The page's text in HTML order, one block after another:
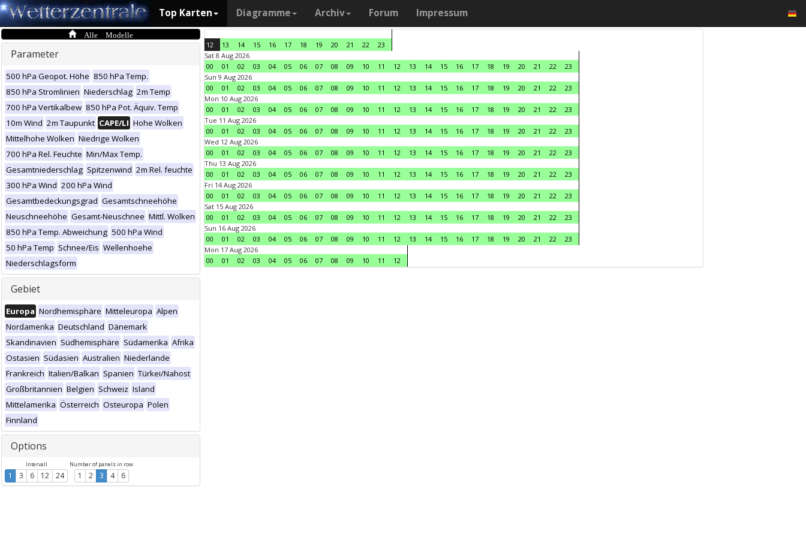
Top Karten Diagramme Archiv Forum Impressum
Alle Modelle
Parameter
500 hPa Geopot. Höhe 850 hPa Temp.
850 hPa Stromlinien Niederschlag 2m Temp
700 hPa Vertikalbew 850 hPa Pot. Äquiv. Temp
10m Wind 2m Taupunkt CAPE/LI Hohe Wolken
Mittelhohe Wolken Niedrige Wolken
700 hPa Rel. Feuchte Min/Max Temp.
Gesamtniederschlag Spitzenwind 2m Rel. feuchte
300 hPa Wind 200 hPa Wind
Gesamtbedeckungsgrad Gesamtschneehöhe
Neuschneehöhe Gesamt-Neuschnee Mittl. Wolken
850 hPa Temp. Abweichung 500 hPa Wind
50 hPa Temp Schnee/Eis Wellenhoehe
Niederschlagsform
Gebiet
Europa Nordhemisphäre Mitteleuropa Alpen
Nordamerika Deutschland Dänemark
Skandinavien Südhemisphäre Südamerika Afrika
Ostasien Südasien Australien Niederlande
Frankreich Italien/Balkan Spanien Türkei/Nahost
Großbritannien Belgien Schweiz Island
Mittelamerika Österreich Osteuropa Polen
Finnland
Options
Intervall
1 3 6 12 24
Number of panels in row
1 2 3 4 6
12 13 14 15 16 17 18 19 20 21 22
23
Sat 8 Aug 2026
00
01 02 03 04 05 06 07 08 09 10 11 12 13 14 15 16 17 18 19 20 21 22
23
Sun 9 Aug 2026
00
01 02 03 04 05 06 07 08 09 10 11 12 13 14 15 16 17 18 19 20 21 22
23
Mon 10 Aug 2026
00
01 02 03 04 05 06 07 08 09 10 11 12 13 14 15 16 17 18 19 20 21 22
23
Tue 11 Aug 2026
00
01 02 03 04 05 06 07 08 09 10 11 12 13 14 15 16 17 18 19 20 21 22
23
Wed 12 Aug 2026
00
01 02 03 04 05 06 07 08 09 10 11 12 13 14 15 16 17 18 19 20 21 22
23
Thu 13 Aug 2026
00
01 02 03 04 05 06 07 08 09 10 11 12 13 14 15 16 17 18 19 20 21 22
23
Fri 14 Aug 2026
00
01 02 03 04 05 06 07 08 09 10 11 12 13 14 15 16 17 18 19 20 21 22
23
Sat 15 Aug 2026
00
01 02 03 04 05 06 07 08 09 10 11 12 13 14 15 16 17 18 19 20 21 22
23
Sun 16 Aug 2026
00
01 02 03 04 05 06 07 08 09 10 11 12 13 14 15 16 17 18 19 20 21 22
23
Mon 17 Aug 2026
00
01 02 03 04 05 06 07 08 09 10 11 12